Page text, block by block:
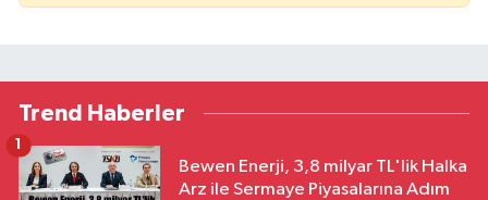
Trend Haberler
Bewen Enerji, 3,8 milyar TL'lik Halka
Arz ile Sermaye Piyasalarına Adım
1